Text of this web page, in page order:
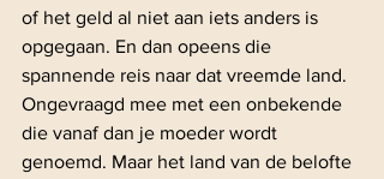
of het geld al niet aan iets anders is
opgegaan. En dan opeens die
spannende reis naar dat vreemde land.
Ongevraagd mee met een onbekende
die vanaf dan je moeder wordt
genoemd. Maar het land van de belofte